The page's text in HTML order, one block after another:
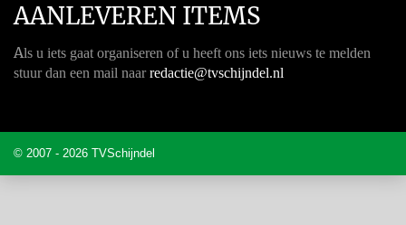
AANLEVEREN ITEMS
Als u iets gaat organiseren of u heeft ons iets nieuws te melden
stuur dan een mail naar redactie@tvschijndel.nl
© 2007 - 2026 TVSchijndel